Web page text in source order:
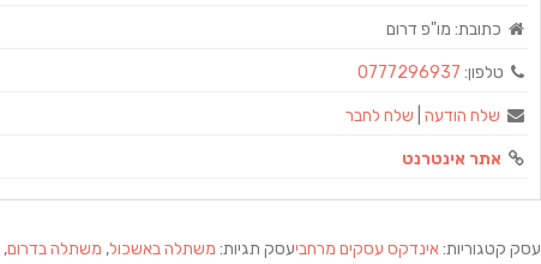
כתובת: מו"פ דרום
טלפון: 0777296937
שלח הודעה שלח לחבר
אתר אינטרנט
עסק קטגוריות:אינדקס עסקים מרחביעסק תגיות: משתלה באשכול, משתלה בדרום,